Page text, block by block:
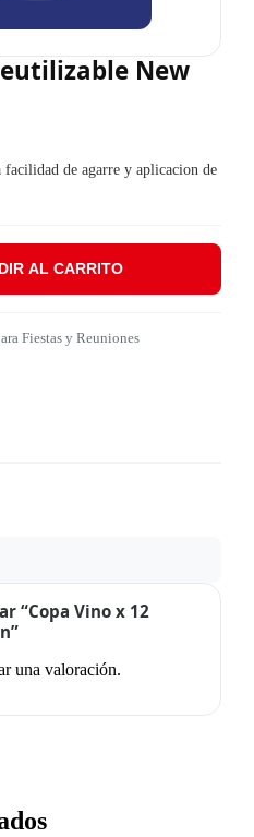
New
de agarre y aplicacion de
Andin cantidad
AL CARRITO
Fiestas y Reuniones
“Copa Vino x 12
una valoración.